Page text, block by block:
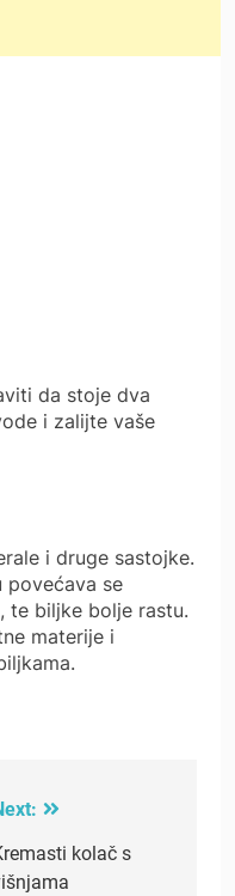
da stoje dva
i zalijte vaše
i druge sastojke.
povećava se
te biljke bolje rastu.
materije i
kolač s